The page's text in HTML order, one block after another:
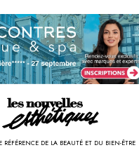
RÉFÉRENCE DE LA BEAUTÉ ET DU BIEN-ÊTRE